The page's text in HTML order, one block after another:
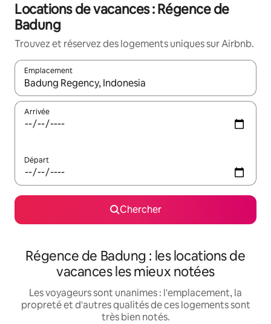
Locations de vacances : Régence de
Badung
Trouvez et réservez des logements uniques sur Airbnb.
Emplacement
Quand les résultats sont affichés, parcourez-les en utilisant
Arrivée
Départ
Chercher
Régence de Badung : les locations de
vacances les mieux notées
Les voyageurs sont unanimes : l'emplacement, la
propreté et d'autres qualités de ces logements sont
très bien notés.